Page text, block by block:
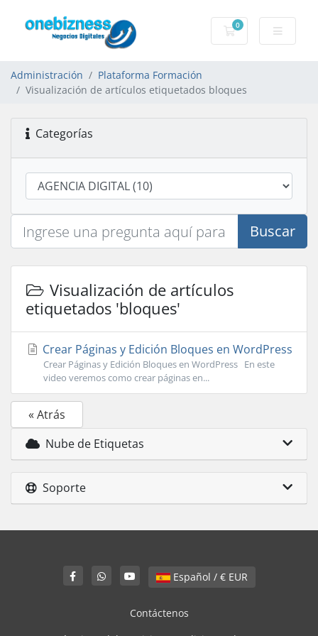
0
Carro de Pedidos
Administración
Plataforma Formación
Visualización de artículos etiquetados bloques
Categorías
Buscar
Visualización de artículos
etiquetados 'bloques'
Crear Páginas y Edición Bloques en WordPress
Crear Páginas y Edición Bloques en WordPress En este
video veremos como crear páginas en...
« Atrás
Nube de Etiquetas
Soporte
Español / € EUR
Contáctenos